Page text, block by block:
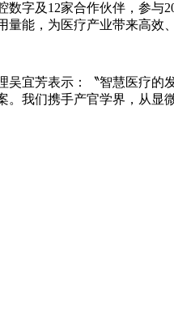
数字及12家合作伙伴，参
量能，为医疗产业带来高效
吴宜芳表示：〝智慧医疗的
。我们携手产官学界，从显